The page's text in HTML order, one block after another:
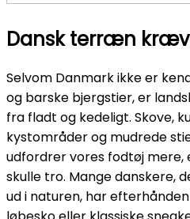
Dansk terræn
Selvom Danmark ikke er
og barske bjergstier, er
fra fladt og kedeligt. Skove,
kystområder og mudrede
udfordrer vores fodtøj mere,
skulle tro. Mange danskere,
ud i naturen, har